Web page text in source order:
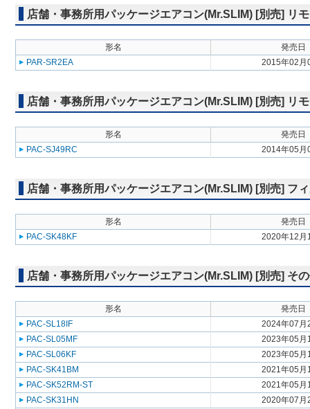
店舗・事務所用パッケージエアコン(Mr.SLIM) [別売] リ
形名
発売日
PAR-SR2EA
2015年02月
店舗・事務所用パッケージエアコン(Mr.SLIM) [別売] リ
形名
発売日
PAC-SJ49RC
2014年05月
店舗・事務所用パッケージエアコン(Mr.SLIM) [別売] フ
形名
発売日
PAC-SK48KF
2020年12月
店舗・事務所用パッケージエアコン(Mr.SLIM) [別売] そ
形名
発売日
PAC-SL18IF
2024年07月
PAC-SL05MF
2023年05月
PAC-SL06KF
2023年05月
PAC-SK41BM
2021年05月
PAC-SK52RM-ST
2021年05月
PAC-SK31HN
2020年07月